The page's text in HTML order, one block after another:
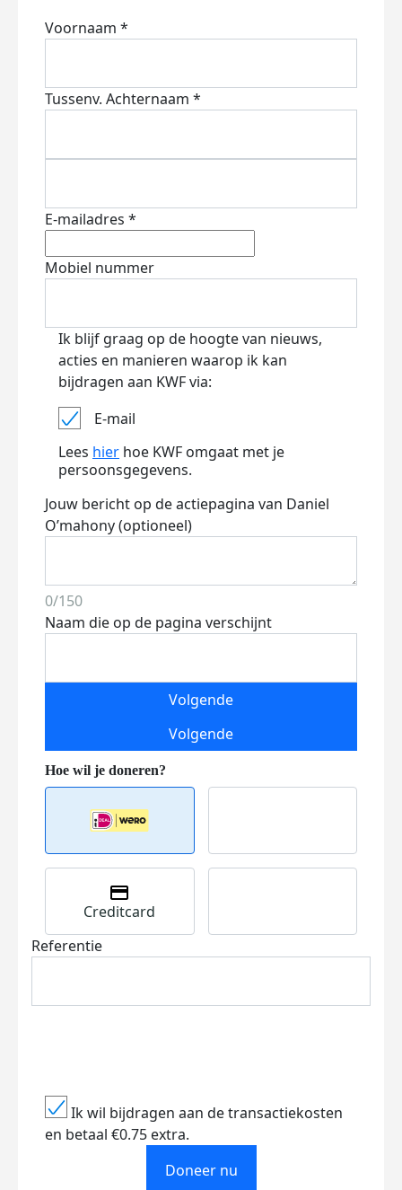
Voornaam *
Tussenv. Achternaam *
E-mailadres *
Mobiel nummer
Ik blijf graag op de hoogte van nieuws,
acties en manieren waarop ik kan
bijdragen aan KWF via:
E-mail
Lees hier hoe KWF omgaat met je
persoonsgegevens.
Jouw bericht op de actiepagina van Daniel
O’mahony (optioneel)
0/150
Naam die op de pagina verschijnt
Volgende
Volgende
Creditcard
Referentie
Ik wil bijdragen aan de transactiekosten
en betaal €0.75 extra.
Doneer nu